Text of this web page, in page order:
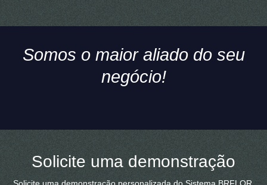
Somos o maior aliado do seu
negócio!
Solicite uma demonstração